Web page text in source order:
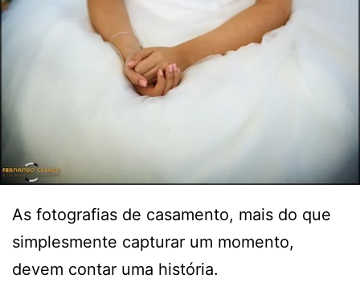
As fotografias de casamento, mais do que
simplesmente capturar um momento,
devem contar uma história.